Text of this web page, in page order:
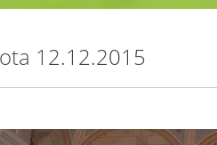
12.12.2015